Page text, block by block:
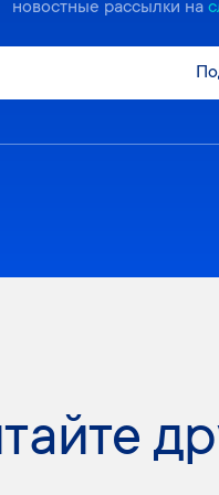
новостные рассылки на